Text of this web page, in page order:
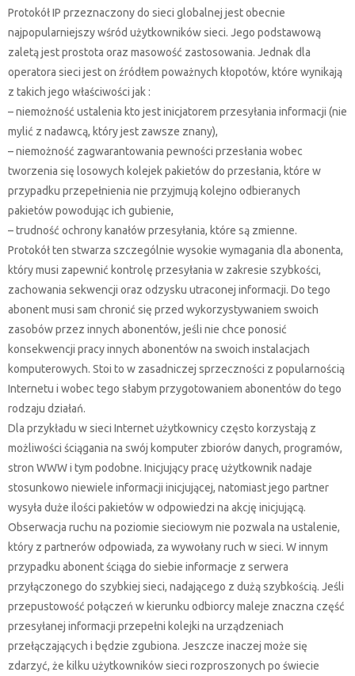
Protokół IP przeznaczony do sieci globalnej jest obecnie
najpopularniejszy wśród użytkowników sieci. Jego podstawową
zaletą jest prostota oraz masowość zastosowania. Jednak dla
operatora sieci jest on źródłem poważnych kłopotów, które wynikają
z takich jego właściwości jak :
– niemożność ustalenia kto jest inicjatorem przesyłania informacji (nie
mylić z nadawcą, który jest zawsze znany),
– niemożność zagwarantowania pewności przesłania wobec
tworzenia się losowych kolejek pakietów do przesłania, które w
przypadku przepełnienia nie przyjmują kolejno odbieranych
pakietów powodując ich gubienie,
– trudność ochrony kanałów przesyłania, które są zmienne.
Protokół ten stwarza szczególnie wysokie wymagania dla abonenta,
który musi zapewnić kontrolę przesyłania w zakresie szybkości,
zachowania sekwencji oraz odzysku utraconej informacji. Do tego
abonent musi sam chronić się przed wykorzystywaniem swoich
zasobów przez innych abonentów, jeśli nie chce ponosić
konsekwencji pracy innych abonentów na swoich instalacjach
komputerowych. Stoi to w zasadniczej sprzeczności z popularnością
Internetu i wobec tego słabym przygotowaniem abonentów do tego
rodzaju działań.
Dla przykładu w sieci Internet użytkownicy często korzystają z
możliwości ściągania na swój komputer zbiorów danych, programów,
stron WWW i tym podobne. Inicjujący pracę użytkownik nadaje
stosunkowo niewiele informacji inicjującej, natomiast jego partner
wysyła duże ilości pakietów w odpowiedzi na akcję inicjującą.
Obserwacja ruchu na poziomie sieciowym nie pozwala na ustalenie,
który z partnerów odpowiada, za wywołany ruch w sieci. W innym
przypadku abonent ściąga do siebie informacje z serwera
przyłączonego do szybkiej sieci, nadającego z dużą szybkością. Jeśli
przepustowość połączeń w kierunku odbiorcy maleje znaczna część
przesyłanej informacji przepełni kolejki na urządzeniach
przełączających i będzie zgubiona. Jeszcze inaczej może się
zdarzyć, że kilku użytkowników sieci rozproszonych po świecie